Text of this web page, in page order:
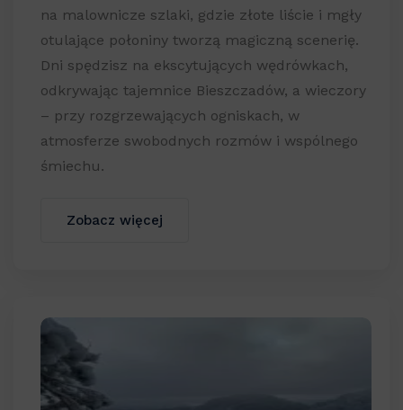
na malownicze szlaki, gdzie złote liście i mgły
otulające połoniny tworzą magiczną scenerię.
Dni spędzisz na ekscytujących wędrówkach,
odkrywając tajemnice Bieszczadów, a wieczory
– przy rozgrzewających ogniskach, w
atmosferze swobodnych rozmów i wspólnego
śmiechu.
Zobacz więcej